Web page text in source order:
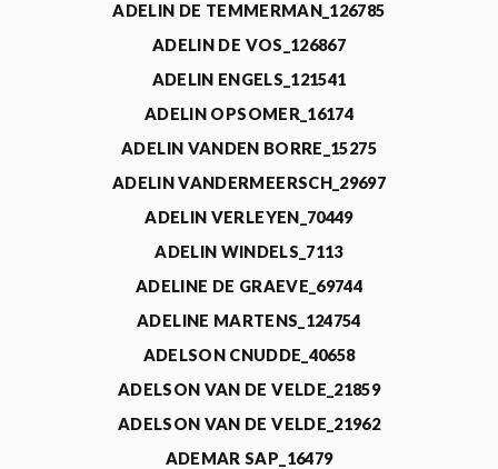
ADELIN DE TEMMERMAN_126785
ADELIN DE VOS_126867
ADELIN ENGELS_121541
ADELIN OPSOMER_16174
ADELIN VANDEN BORRE_15275
ADELIN VANDERMEERSCH_29697
ADELIN VERLEYEN_70449
ADELIN WINDELS_7113
ADELINE DE GRAEVE_69744
ADELINE MARTENS_124754
ADELSON CNUDDE_40658
ADELSON VAN DE VELDE_21859
ADELSON VAN DE VELDE_21962
ADEMAR SAP_16479